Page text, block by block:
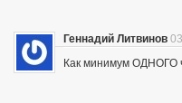
Геннадий Литвинов
Как минимум ОДНОГО